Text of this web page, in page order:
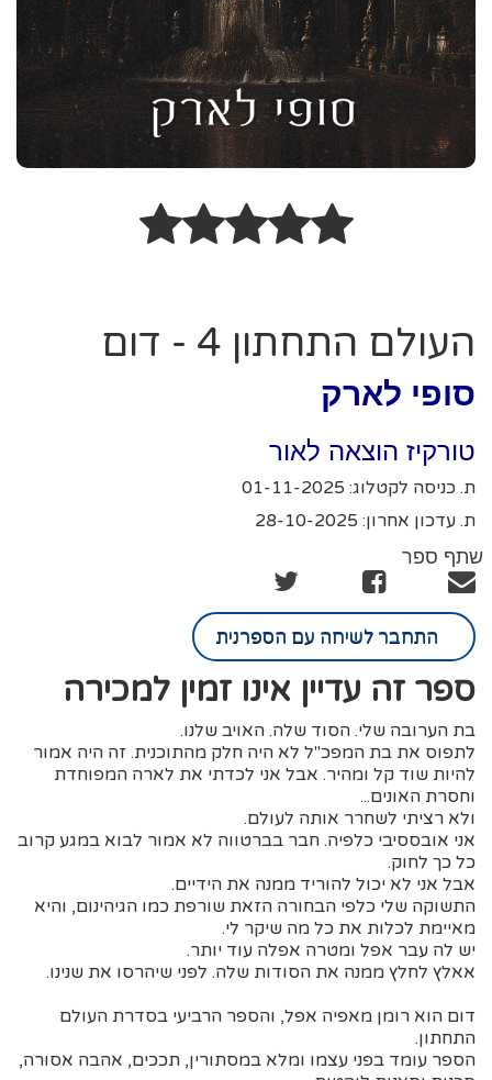
העולם התחתון 4 - דום
סופי לארק
טורקיז הוצאה לאור
ת. כניסה לקטלוג: 01-11-2025
ת. עדכון אחרון: 28-10-2025
שתף ספר
התחבר לשיחה עם הספרנית
ספר זה עדיין אינו זמין למכירה
בת הערובה שלי. הסוד שלה. האויב שלנו.
לתפוס את בת המפכ"ל לא היה חלק מהתוכנית. זה היה אמור
להיות שוד קל ומהיר. אבל אני לכדתי את לארה המפוחדת
וחסרת האונים...
ולא רציתי לשחרר אותה לעולם.
אני אובססיבי כלפיה. חבר בברטווה לא אמור לבוא במגע קרוב
כל כך לחוק.
אבל אני לא יכול להוריד ממנה את הידיים.
התשוקה שלי כלפי הבחורה הזאת שורפת כמו הגיהינום, והיא
מאיימת לכלות את כל מה שיקר לי.
יש לה עבר אפל ומטרה אפלה עוד יותר.
אאלץ לחלץ ממנה את הסודות שלה. לפני שיהרסו את שנינו.
דום הוא רומן מאפיה אפל, והספר הרביעי בסדרת העולם
התחתון.
הספר עומד בפני עצמו ומלא במסתורין, תככים, אהבה אסורה,